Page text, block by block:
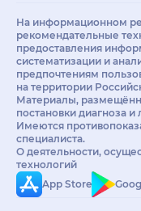
На информационном
рекомендательные
предоставления
систематизации и
предпочтениям
на территории
Материалы,
постановки диагноза
Имеются
специалиста.
О деятельности,
технологий
App Store